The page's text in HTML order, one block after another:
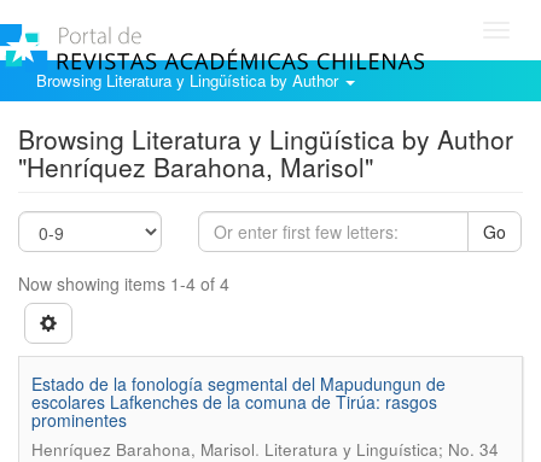
Browsing Literatura y Lingüística by Author
Browsing Literatura y Lingüística by Author
"Henrí­quez Barahona, Marisol"
Go
Now showing items 1-4 of 4
Estado de la fonologí­a segmental del Mapudungun de
escolares Lafkenches de la comuna de Tirúa: rasgos
prominentes
Henrí­quez Barahona, Marisol. Literatura y Linguí­stica; No. 34